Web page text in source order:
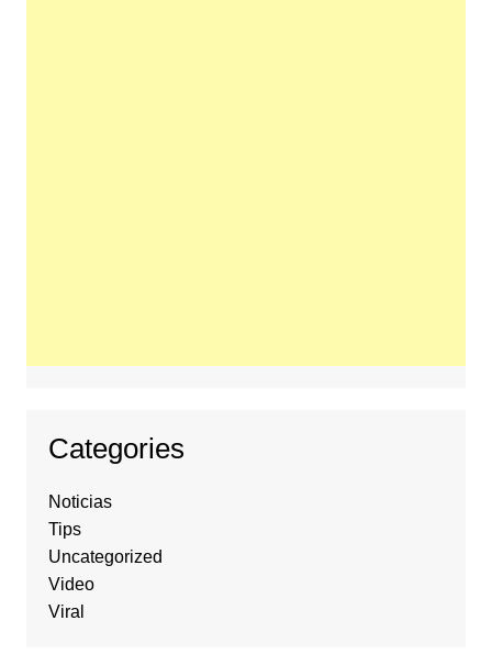
Categories
Noticias
Tips
Uncategorized
Video
Viral